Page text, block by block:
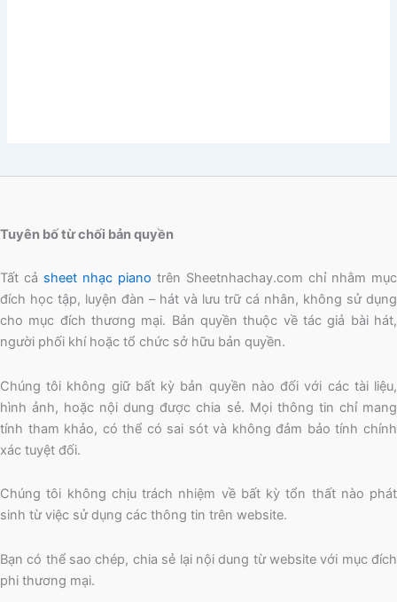
Tuyên bố từ chối bản quyền
Tất cả sheet nhạc piano trên Sheetnhachay.com chỉ nhằm mục
đích học tập, luyện đàn – hát và lưu trữ cá nhân, không sử dụng
cho mục đích thương mại. Bản quyền thuộc về tác giả bài hát,
người phối khí hoặc tổ chức sở hữu bản quyền.
Chúng tôi không giữ bất kỳ bản quyền nào đối với các tài liệu,
hình ảnh, hoặc nội dung được chia sẻ. Mọi thông tin chỉ mang
tính tham khảo, có thể có sai sót và không đảm bảo tính chính
xác tuyệt đối.
Chúng tôi không chịu trách nhiệm về bất kỳ tổn thất nào phát
sinh từ việc sử dụng các thông tin trên website.
Bạn có thể sao chép, chia sẻ lại nội dung từ website với mục đích
phi thương mại.